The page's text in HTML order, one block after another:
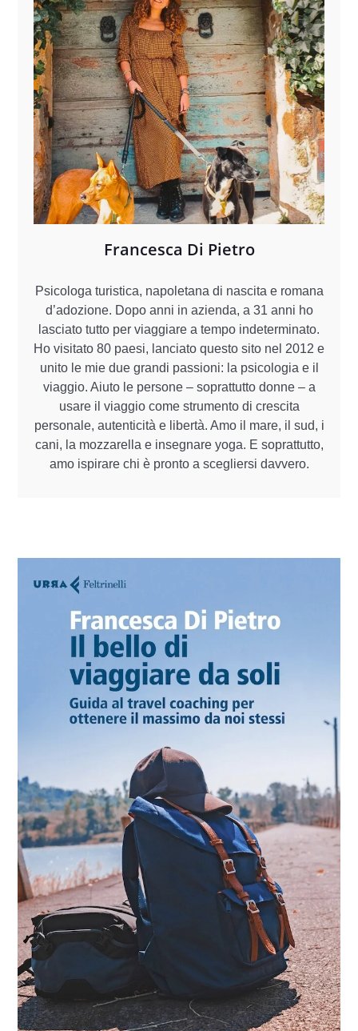
Francesca Di Pietro
Psicologa turistica, napoletana di nascita e romana
d’adozione. Dopo anni in azienda, a 31 anni ho
lasciato tutto per viaggiare a tempo indeterminato.
Ho visitato 80 paesi, lanciato questo sito nel 2012 e
unito le mie due grandi passioni: la psicologia e il
viaggio. Aiuto le persone – soprattutto donne – a
usare il viaggio come strumento di crescita
personale, autenticità e libertà. Amo il mare, il sud, i
cani, la mozzarella e insegnare yoga. E soprattutto,
amo ispirare chi è pronto a scegliersi davvero.